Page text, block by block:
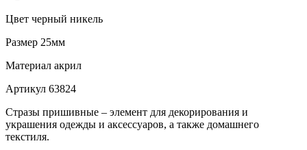
Цвет черный никель
Размер 25мм
Материал акрил
Артикул 63824
Стразы пришивные – элемент для декорирования и
украшения одежды и аксессуаров, а также домашнего
текстиля.